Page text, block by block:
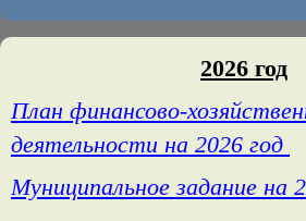
2026 год
План финансово-
деятельности на 2026 год
Муниципальное задание на